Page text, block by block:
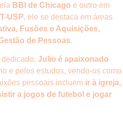
BBI de Chicago e outro em
USP, ele se destaca em áreas
Fusões e Aquisições,
de Pessoas.
Julio é apaixonado
e pelos estudos, vendo-os como
pessoais incluem ir à igreja,
a jogos de futebol e jogar